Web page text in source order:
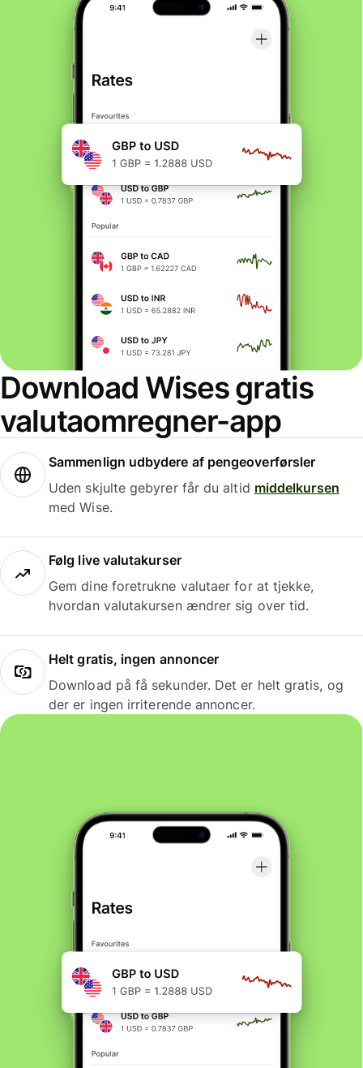
Download Wises gratis
valutaomregner-app
Sammenlign udbydere af pengeoverførsler
Uden skjulte gebyrer får du altid middelkursen
med Wise.
Følg live valutakurser
Gem dine foretrukne valutaer for at tjekke,
hvordan valutakursen ændrer sig over tid.
Helt gratis, ingen annoncer
Download på få sekunder. Det er helt gratis, og
der er ingen irriterende annoncer.